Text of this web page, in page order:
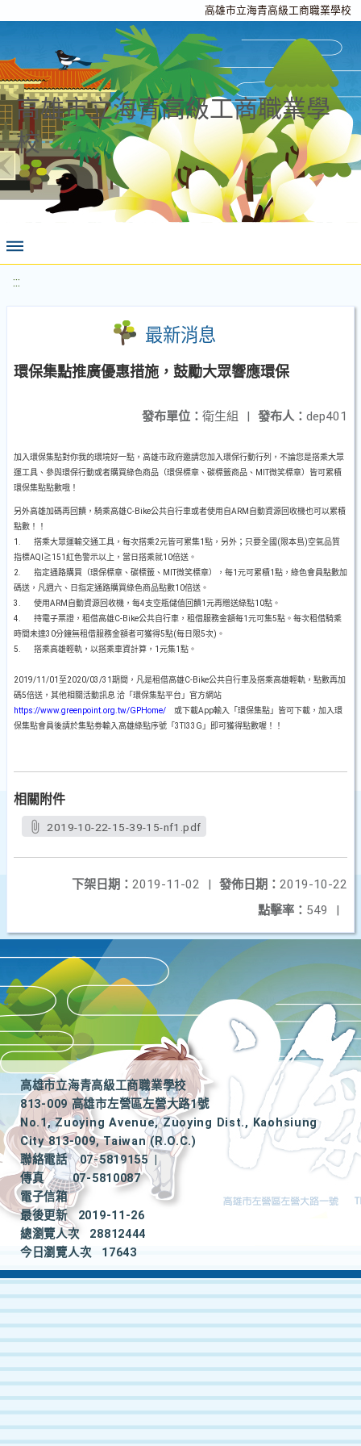
高雄市立海青高級工商職業學校
高雄市立海青高級工商職業學
校
:::
最新消息
環保集點推廣優惠措施，鼓勵大眾響應環保
發布人： dep401
發布單位： 衛生組 |
加入環保集點對你我的環境好一點，高雄市政府邀請您加入環保行動行列，不論您是搭乘大眾
運工具、參與環保行動或者購買綠色商品（環保標章、碳標籤商品、MIT微笑標章）皆可累積
環保集點點數哦！
另外高雄加碼再回饋，騎乘高雄C-Bike公共自行車或者使用自ARM自動資源回收機也可以累積
點數！！
1. 搭乘大眾運輸交通工具，每次搭乘2元皆可累集1點，另外；只要全國(限本島)空氣品質
指標AQI≧151紅色警示以上，當日搭乘就10倍送。
2. 指定通路購買（環保標章、碳標籤、MIT微笑標章），每1元可累積1點，綠色會員點數加
碼送，凡週六、日指定通路購買綠色商品點數10倍送。
3. 使用ARM自動資源回收機，每4支空瓶儲值回饋1元再贈送綠點10點。
4. 持電子票證，租借高雄C-Bike公共自行車，租借服務金額每1元可集5點。每次租借騎乘
時間未達30分鐘無租借服務金額者可獲得5點(每日限5次)。
5. 搭乘高雄輕軌，以搭乘車資計算，1元集1點。
2019/11/01至2020/03/31期間，凡是租借高雄C-Bike公共自行車及搭乘高雄輕軌，點數再加
碼5倍送，其他相關活動訊息 洽「環保集點平台」官方網站
https://www.greenpoint.org.tw/GPHome/ 或下載App輸入「環保集點」皆可下載，加入環
保集點會員後請於集點劵輸入高雄綠點序號「3TI33G」即可獲得點數喔！！
相關附件
2019-10-22-15-39-15-nf1.pdf
發佈日期： 2019-10-22
下架日期： 2019-11-02
|
點擊率： 549 |
高雄市立海青高級工商職業學校
813-009 高雄市左營區左營大路1號
No.1, Zuoying Avenue, Zuoying Dist., Kaohsiung
City 813-009, Taiwan (R.O.C.)
聯絡電話
07-5819155
|
傳真
07-5810087
電子信箱
最後更新
2019-11-26
總瀏覽人次
28812444
今日瀏覽人次
17643